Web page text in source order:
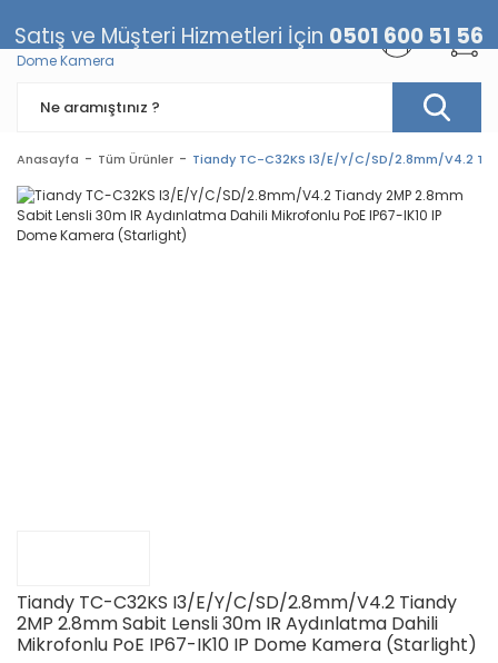
Anasayfa Tüm Ürünler Tiandy TC-C32KS I3/E/Y/C/SD/2.8mm/V4.2
Tiandy TC-C32KS I3/E/Y/C/SD/2.8mm/V4.2 Tiandy
2MP 2.8mm Sabit Lensli 30m IR Aydınlatma Dahili
Mikrofonlu PoE IP67-IK10 IP Dome Kamera (Starlight)
Satış ve Müşteri Hizmetleri İçin 0501 600 51 56